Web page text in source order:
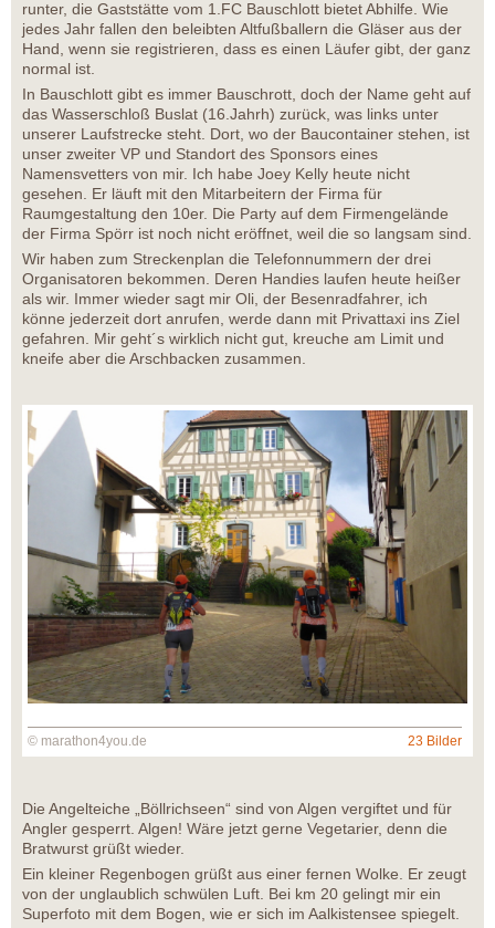
runter, die Gaststätte vom 1.FC Bauschlott bietet Abhilfe. Wie
jedes Jahr fallen den beleibten Altfußballern die Gläser aus der
Hand, wenn sie registrieren, dass es einen Läufer gibt, der ganz
normal ist.
In Bauschlott gibt es immer Bauschrott, doch der Name geht auf
das Wasserschloß Buslat (16.Jahrh) zurück, was links unter
unserer Laufstrecke steht. Dort, wo der Baucontainer stehen, ist
unser zweiter VP und Standort des Sponsors eines
Namensvetters von mir. Ich habe Joey Kelly heute nicht
gesehen. Er läuft mit den Mitarbeitern der Firma für
Raumgestaltung den 10er. Die Party auf dem Firmengelände
der Firma Spörr ist noch nicht eröffnet, weil die so langsam sind.
Wir haben zum Streckenplan die Telefonnummern der drei
Organisatoren bekommen. Deren Handies laufen heute heißer
als wir. Immer wieder sagt mir Oli, der Besenradfahrer, ich
könne jederzeit dort anrufen, werde dann mit Privattaxi ins Ziel
gefahren. Mir geht´s wirklich nicht gut, kreuche am Limit und
kneife aber die Arschbacken zusammen.
© marathon4you.de 23 Bilder
Die Angelteiche „Böllrichseen“ sind von Algen vergiftet und für
Angler gesperrt. Algen! Wäre jetzt gerne Vegetarier, denn die
Bratwurst grüßt wieder.
Ein kleiner Regenbogen grüßt aus einer fernen Wolke. Er zeugt
von der unglaublich schwülen Luft. Bei km 20 gelingt mir ein
Superfoto mit dem Bogen, wie er sich im Aalkistensee spiegelt.